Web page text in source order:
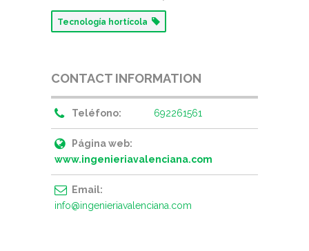
Tecnología hortícola
CONTACT INFORMATION
Teléfono: 692261561
Página web:
www.ingenieriavalenciana.com
Email:
info@ingenieriavalenciana.com